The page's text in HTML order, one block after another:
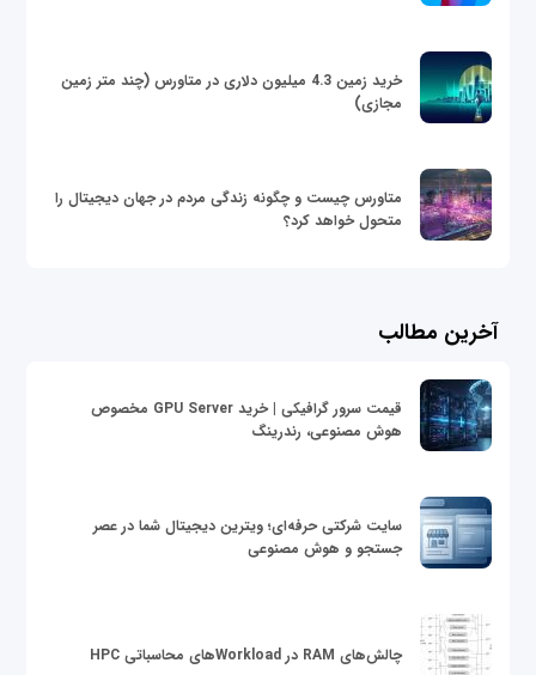
خرید زمین 4.3 میلیون دلاری در متاورس (چند متر زمین
مجازی)
متاورس چیست و چگونه زندگی مردم در جهان دیجیتال را
متحول خواهد کرد؟
آخرین مطالب
قیمت سرور گرافیکی | خرید GPU Server مخصوص
هوش مصنوعی، رندرینگ
سایت شرکتی حرفه‌ای؛ ویترین دیجیتال شما در عصر
جستجو و هوش مصنوعی
چالش‌های RAM در Workloadهای محاسباتی HPC